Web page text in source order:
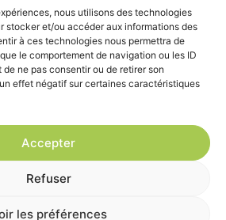
nous utilisons des technologies
stocker et/ou accéder aux informations des
à ces technologies nous permettra de
le comportement de navigation ou les ID
ne pas consentir ou de retirer son
effet négatif sur certaines caractéristiques
Accepter
Refuser
les préférences
des bureaux